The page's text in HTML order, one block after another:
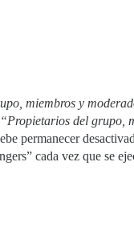
miembros y
“Propietarios del grupo,
permanecer
cada vez que se